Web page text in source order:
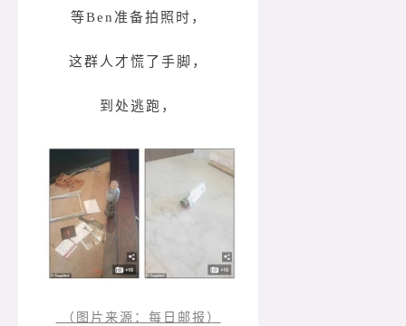
等Ben准备拍照时，
这群人才慌了手脚，
到处逃跑，
（图片来源：每日邮报）